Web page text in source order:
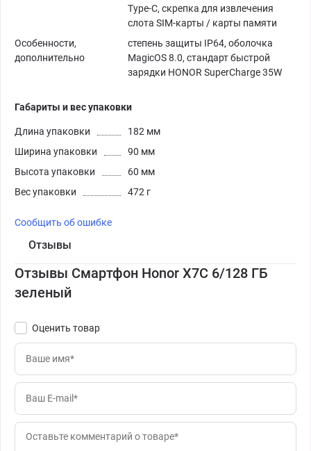
Type-C, скрепка для извлечения
слота SIM-карты / карты памяти
Особенности,
дополнительно
степень защиты IP64, оболочка
MagicOS 8.0, стандарт быстрой
зарядки HONOR SuperCharge 35W
Габариты и вес упаковки
Длина упаковки
182 мм
Ширина упаковки
90 мм
Высота упаковки
60 мм
Вес упаковки
472 г
Сообщить об ошибке
Отзывы
Отзывы Смартфон Honor X7C 6/128 ГБ
зеленый
Оценить товар